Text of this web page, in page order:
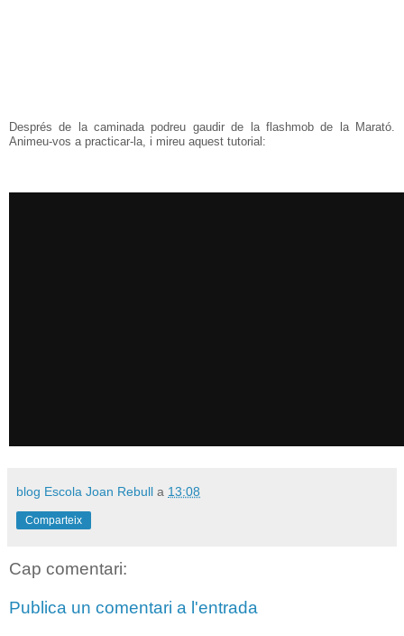
Després de la caminada podreu gaudir de la flashmob de la Marató.
Animeu-vos a practicar-la, i mireu aquest tutorial:
blog Escola Joan Rebull a 13:08
Comparteix
Cap comentari:
Publica un comentari a l'entrada